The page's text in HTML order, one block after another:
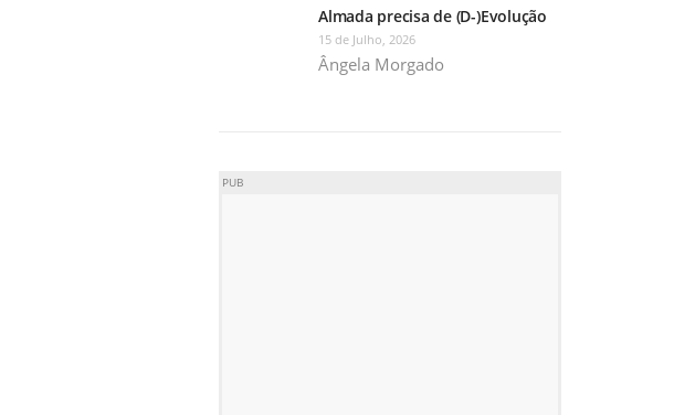
Almada precisa de (D-)Evolução
15 de Julho, 2026
Ângela Morgado
PUB